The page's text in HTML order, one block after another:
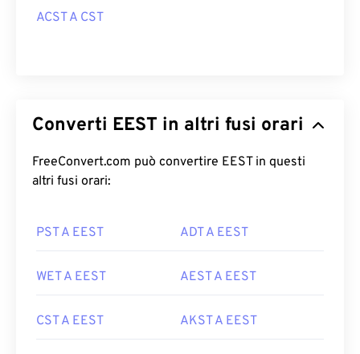
ACST A CST
Converti EEST in altri fusi orari
FreeConvert.com può convertire EEST in questi
altri fusi orari:
PST A EEST ADT A EEST
WET A EEST AEST A EEST
CST A EEST AKST A EEST